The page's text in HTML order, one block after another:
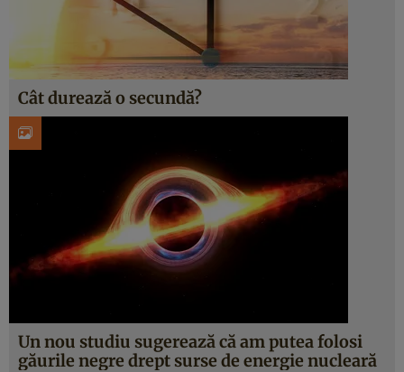
Cât durează o secundă?
Un nou studiu sugerează că am putea folosi
găurile negre drept surse de energie nucleară